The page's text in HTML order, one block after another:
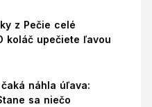
z Pečie celé
koláč upečiete ľavou
náhla úľava:
sa niečo